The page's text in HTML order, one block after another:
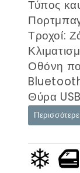
Τύπος
Τροχοί:
Οθόνη
Θύρα